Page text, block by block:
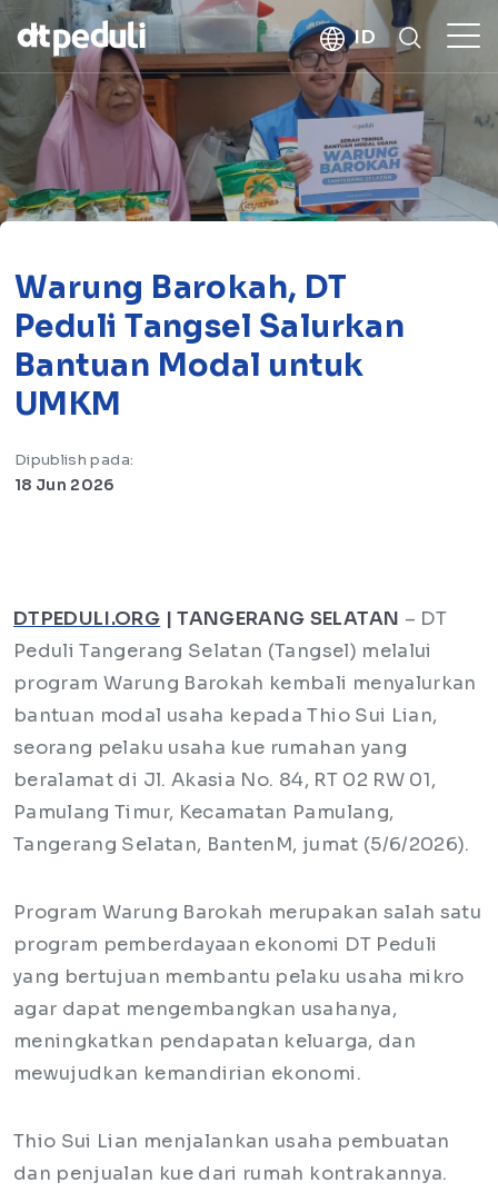
CARI
kebaikan
ID
Warung Barokah, DT
Peduli Tangsel Salurkan
Bantuan Modal untuk
UMKM
Dipublish pada:
18 Jun 2026
DTPEDULI.ORG | TANGERANG SELATAN – DT
Peduli Tangerang Selatan (Tangsel) melalui
program Warung Barokah kembali menyalurkan
bantuan modal usaha kepada Thio Sui Lian,
seorang pelaku usaha kue rumahan yang
beralamat di Jl. Akasia No. 84, RT 02 RW 01,
Pamulang Timur, Kecamatan Pamulang,
Tangerang Selatan, BantenM, jumat (5/6/2026).
Program Warung Barokah merupakan salah satu
program pemberdayaan ekonomi DT Peduli
yang bertujuan membantu pelaku usaha mikro
agar dapat mengembangkan usahanya,
meningkatkan pendapatan keluarga, dan
mewujudkan kemandirian ekonomi.
Thio Sui Lian menjalankan usaha pembuatan
dan penjualan kue dari rumah kontrakannya.